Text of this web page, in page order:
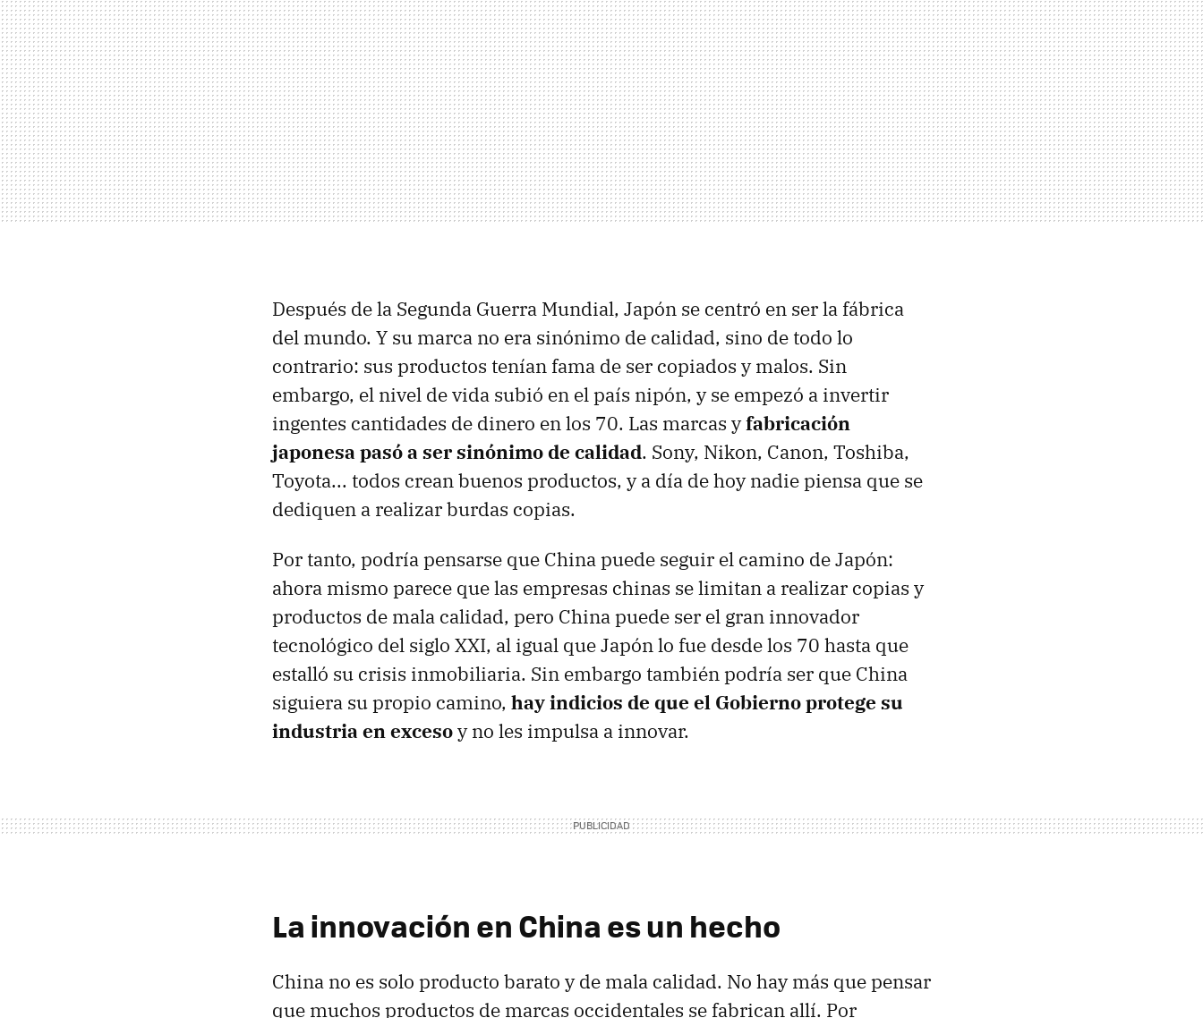
Después de la Segunda Guerra Mundial, Japón se centró en ser la fábrica
del mundo. Y su marca no era sinónimo de calidad, sino de todo lo
contrario: sus productos tenían fama de ser copiados y malos. Sin
embargo, el nivel de vida subió en el país nipón, y se empezó a invertir
ingentes cantidades de dinero en los 70. Las marcas yfabricación
japonesa pasó a ser sinónimo de calidad. Sony, Nikon, Canon, Toshiba,
Toyota... todos crean buenos productos, y a día de hoy nadie piensa que se
dediquen a realizar burdas copias.
Por tanto, podría pensarse que China puede seguir el camino de Japón:
ahora mismo parece que las empresas chinas se limitan a realizar copias y
productos de mala calidad, pero China puede ser el gran innovador
tecnológico del siglo XXI, al igual que Japón lo fue desde los 70 hasta que
estalló su crisis inmobiliaria. Sin embargo también podría ser que China
siguiera su propio camino, hay indicios de que el Gobierno protege su
industria en excesoy no les impulsa a innovar.
La innovación en China es un hecho
China no es solo producto barato y de mala calidad. No hay más que pensar
que muchos productos de marcas occidentales se fabrican allí. Por